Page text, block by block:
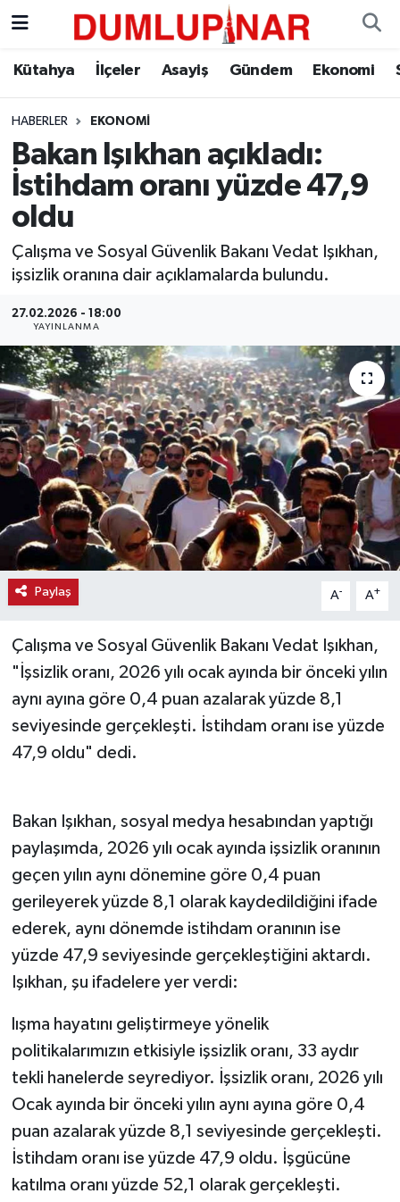
Kütahya İlçeler Asayiş Gündem Ekonomi
HABERLER EKONOMI
Bakan Işıkhan açıkladı:
İstihdam oranı yüzde 47,9
oldu
Çalışma ve Sosyal Güvenlik Bakanı Vedat Işıkhan,
işsizlik oranına dair açıklamalarda bulundu.
27.02.2026 - 18:00
YAYINLANMA
Paylaş A- A+
Çalışma ve Sosyal Güvenlik Bakanı Vedat Işıkhan,
"İşsizlik oranı, 2026 yılı ocak ayında bir önceki yılın
aynı ayına göre 0,4 puan azalarak yüzde 8,1
seviyesinde gerçekleşti. İstihdam oranı ise yüzde
47,9 oldu" dedi.
Bakan Işıkhan, sosyal medya hesabından yaptığı
paylaşımda, 2026 yılı ocak ayında işsizlik oranının
geçen yılın aynı dönemine göre 0,4 puan
gerileyerek yüzde 8,1 olarak kaydedildiğini ifade
ederek, aynı dönemde istihdam oranının ise
yüzde 47,9 seviyesinde gerçekleştiğini aktardı.
Işıkhan, şu ifadelere yer verdi:
lışma hayatını geliştirmeye yönelik
politikalarımızın etkisiyle işsizlik oranı, 33 aydır
tekli hanelerde seyrediyor. İşsizlik oranı, 2026 yılı
Ocak ayında bir önceki yılın aynı ayına göre 0,4
puan azalarak yüzde 8,1 seviyesinde gerçekleşti.
İstihdam oranı ise yüzde 47,9 oldu. İşgücüne
katılma oranı yüzde 52,1 olarak gerçekleşti.
Asayiş
Diğer
Dünya
Eğitim
Ekonomi
Gündem
Haber
Haber İlanlar
Kültür-Sanat
Magazin
Seri İlan
Siyaset
Teknoloji
Vasıta
Vefat Haberleri
Yaşam
Kütahya Hava Durumu
Kütahya Trafik Yoğunluk Haritası
Süper Lig Puan Durumu ve Fikstür
Tüm Manşetler
Son Dakika Haberleri